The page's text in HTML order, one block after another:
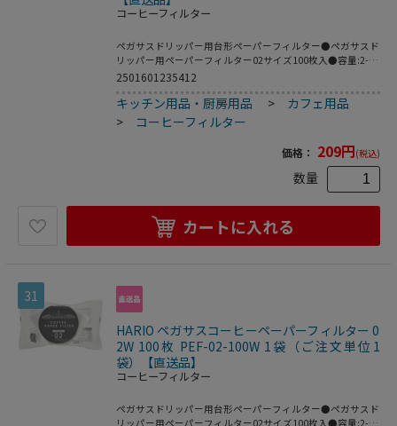
コーヒーフィルター
ペガサスドリッパー用台形ペーパーフィルター●ペガサスド
リッパー用ペーパーフィルター02サイズ100枚入●容量:2-4
杯用●カラー:ブラウン●サイズ:約幅24×奥行15.5×高さ
※メーカーの都合により､パッケージ・仕様等は予告なく変
更になる場合がございます｡
2501601235412
キッチン用品・厨房用品 > カフェ用品
> コーヒーフィルター
価格： 209円(税込)
数量
カートに入れる
31
HARIO ペガサスコーヒーペーパーフィルター 0
2W 100枚 PEF-02-100W 1袋（ご注文単位1
袋）【直送品】
コーヒーフィルター
ペガサスドリッパー用台形ペーパーフィルター●ペガサスド
リッパー用ペーパーフィルター02サイズ100枚入●容量:2-4